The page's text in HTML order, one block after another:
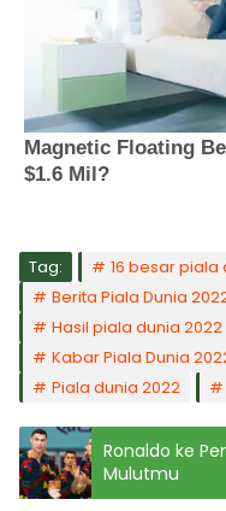
Tag: 16 besar piala
Berita Piala Dunia
Hasil piala dunia 2022
Kabar Piala Dunia
Piala dunia 2022
Ronaldo ke
Mulutmu